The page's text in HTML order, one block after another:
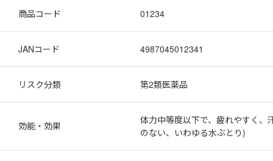
商品コード 01234
JANコード 4987045012341
リスク分類 第2類医薬品
効能・効果
体力中等度以下で、疲れやすく
のない、いわゆる水ぶとり)